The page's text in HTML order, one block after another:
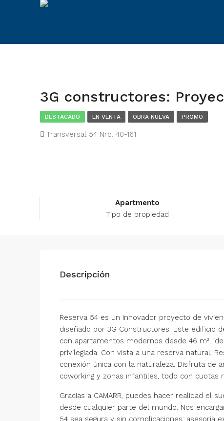
3G constructores:
DESTACADO EN VENTA OBRA NUEVA PROMO
Transversal 54 Nro. 40-161
Apartmento
Tipo de propiedad
Descripción
Reserva 54 es un innovador proyecto de
diseñado por 3G Constructores. Este edificio
con apartamentos modernos desde 46 m²,
privilegiada. Con vista a una reserva natural,
conexión única con la naturaleza. Disfruta de
coworking y zonas infantiles, todo con cuotas
Gracias a CAMARR, puedes hacer realidad el
desde cualquier parte del mundo. Nos
54 sea segura y sin complicaciones: asesoría